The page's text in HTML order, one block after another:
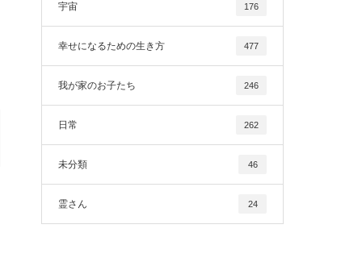
宇宙 176
幸せになるための生き方 477
我が家のお子たち 246
日常 262
未分類 46
霊さん 24